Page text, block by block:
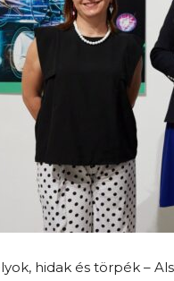
hidak és törpék –